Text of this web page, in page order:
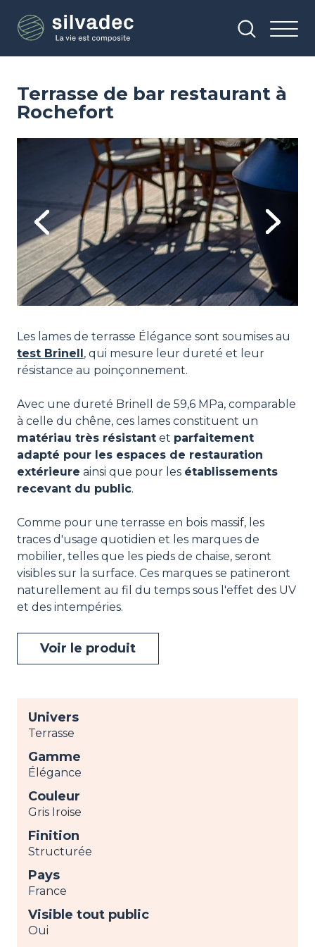
contenu
Terrasse de bar restaurant à
Rochefort
Previous
Image
Next
Les lames de terrasse Élégance sont soumises au
test Brinell, qui mesure leur dureté et leur
résistance au poinçonnement.
Avec une dureté Brinell de 59,6 MPa, comparable
à celle du chêne, ces lames constituent un
matériau très résistant et parfaitement
adapté pour les espaces de restauration
extérieure ainsi que pour les établissements
recevant du public.
Comme pour une terrasse en bois massif, les
traces d'usage quotidien et les marques de
mobilier, telles que les pieds de chaise, seront
visibles sur la surface. Ces marques se patineront
naturellement au fil du temps sous l'effet des UV
et des intempéries.
Voir le produit
Univers
Terrasse
Gamme
Élégance
Couleur
Gris Iroise
Finition
Structurée
Pays
France
Visible tout public
Oui